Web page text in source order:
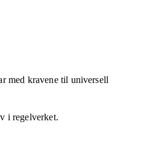
med kravene til universell
i regelverket.